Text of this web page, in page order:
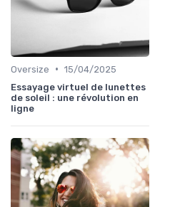
Oversize • 15/04/2025
Essayage virtuel de lunettes
de soleil : une révolution en
ligne